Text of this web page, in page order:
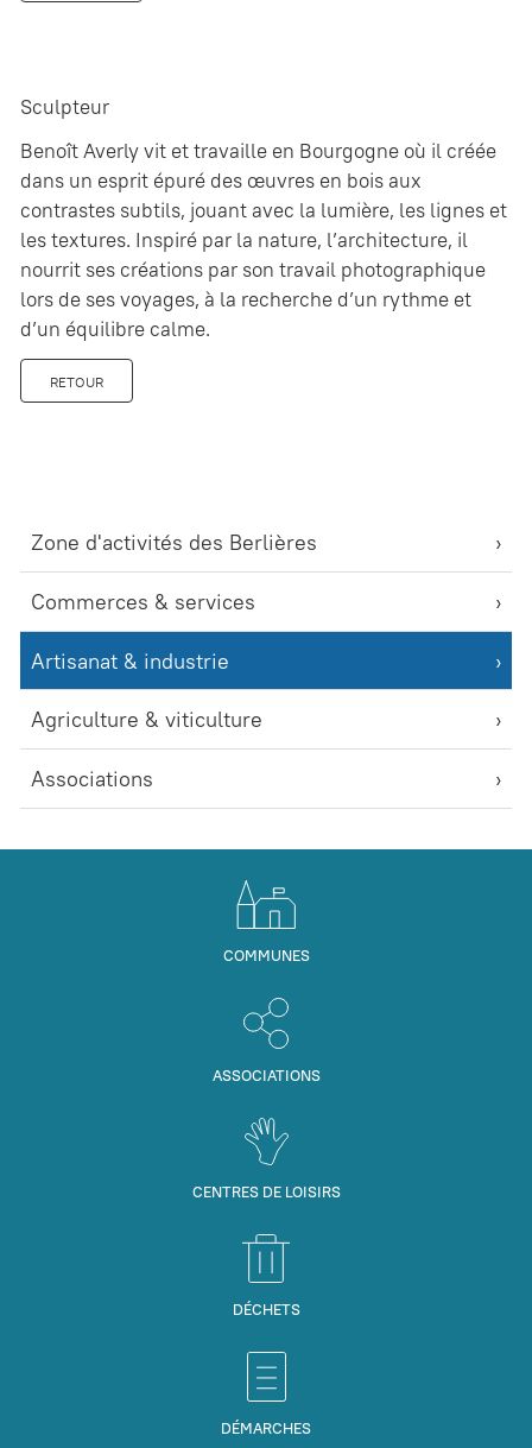
Zone d'activités des Berlières
Commerces & services
Artisanat & industrie
Agriculture & viticulture
Associations
Sculpteur
Benoît Averly vit et travaille en Bourgogne où il créée
dans un esprit épuré des œuvres en bois aux
contrastes subtils, jouant avec la lumière, les lignes et
les textures. Inspiré par la nature, l’architecture, il
nourrit ses créations par son travail photographique
lors de ses voyages, à la recherche d’un rythme et
d’un équilibre calme.
RETOUR
COMMUNES
ASSOCIATIONS
CENTRES DE LOISIRS
DÉCHETS
DÉMARCHES